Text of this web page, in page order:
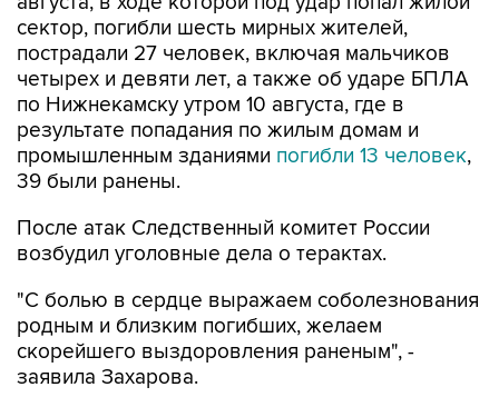
сектор, погибли шесть мирных жителей,
пострадали 27 человек, включая мальчиков
четырех и девяти лет, а также об ударе БПЛА
по Нижнекамску утром 10 августа, где в
результате попадания по жилым домам и
промышленным зданиями погибли 13 человек,
39 были ранены.
После атак Следственный комитет России
возбудил уголовные дела о терактах.
"С болью в сердце выражаем соболезнования
родным и близким погибших, желаем
скорейшего выздоровления раненым", -
заявила Захарова.